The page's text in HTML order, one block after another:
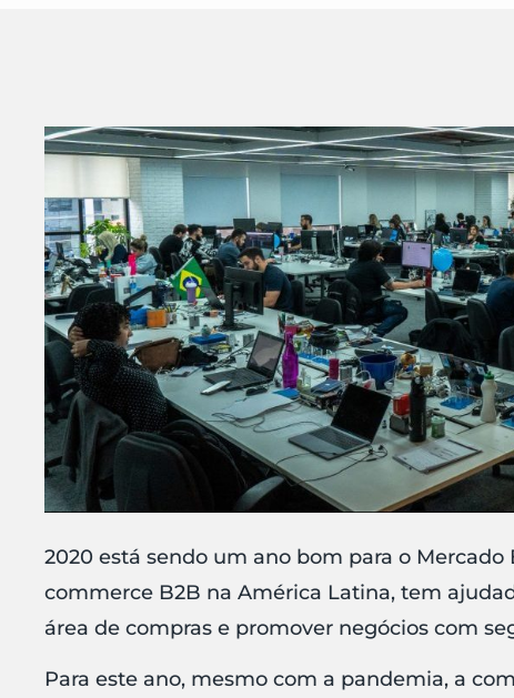
2020 está sendo um ano bom para o
commerce B2B na América Latina, tem
área de compras e promover negócios com
Para este ano, mesmo com a pandemia, a